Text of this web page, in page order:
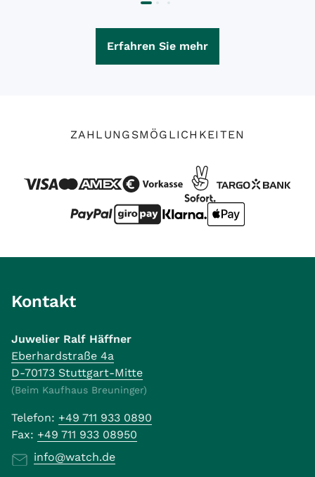
Erfahren Sie mehr
ZAHLUNGSMÖGLICHKEITEN
Kontakt
Juwelier Ralf Häffner
Eberhardstraße 4a
D-70173 Stuttgart-Mitte
(Beim Kaufhaus Breuninger)
Telefon: +49 711 933 0890
Fax: +49 711 933 08950
info@watch.de